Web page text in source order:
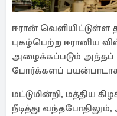
ஈரான்
புகழ்பெற்ற ஈரானிய
அழைக்கப்படும் அந்தப்
போர்க்களப்
மட்டுமின்றி, மத்திய
நீடித்து